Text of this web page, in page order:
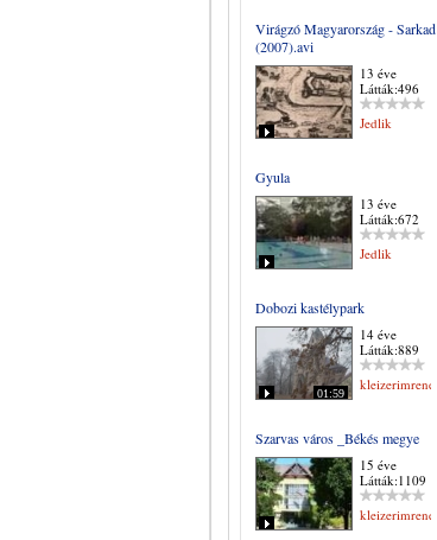
Virágzó Magyarország - Sarkad
(2007).avi
13 éve
Látták:496
Jedlik
Gyula
13 éve
Látták:672
Jedlik
Dobozi kastélypark
01:59
14 éve
Látták:889
kleizerimrene
Szarvas város _Békés megye
15 éve
Látták:1109
kleizerimrene